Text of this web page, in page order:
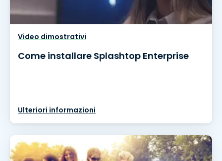
Video dimostrativi
Come installare Splashtop Enterprise
Ulteriori informazioni